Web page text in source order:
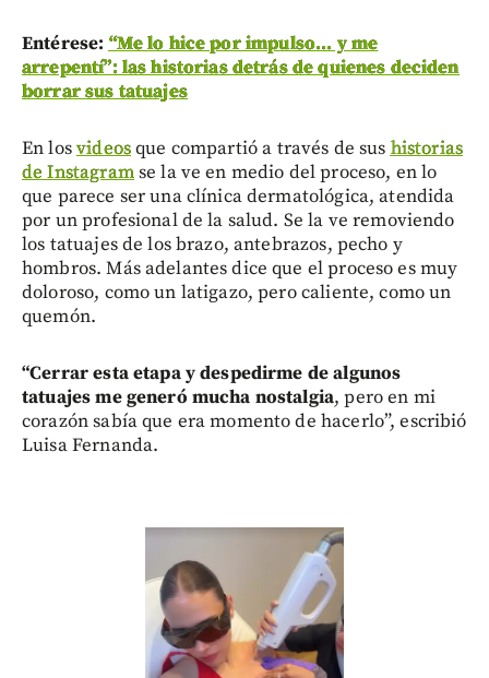
Entérese: “Me lo hice por impulso... y me
arrepentí”: las historias detrás de quienes deciden
borrar sus tatuajes
En losvideosque compartió a través de sus historias
de Instagramse la ve en medio del proceso, en lo
que parece ser una clínica dermatológica, atendida
por un profesional de la salud. Se la ve removiendo
los tatuajes de los brazo, antebrazos, pecho y
hombros. Más adelantes dice que el proceso es muy
doloroso, como un latigazo, pero caliente, como un
quemón.
“Cerrar esta etapa y despedirme de algunos
tatuajes me generó mucha nostalgia, pero en mi
corazón sabía que era momento de hacerlo”, escribió
Luisa Fernanda.